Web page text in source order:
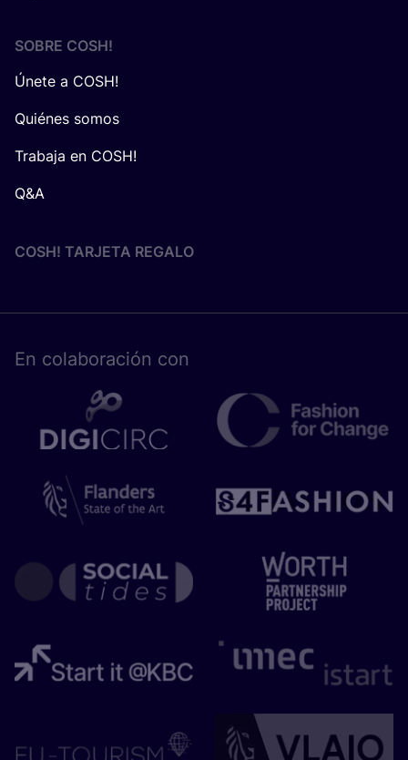
SOBRE COSH!
Únete a COSH!
Quiénes somos
Trabaja en COSH!
Q&A
COSH! TARJETA REGALO
En cola­bo­ra­ción con